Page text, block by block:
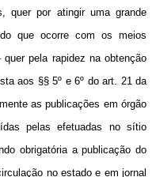
quer por atingir uma grande
que ocorre com os meios
pela rapidez na obtenção
aos §§ 5º e 6º do art. 21 da
as publicações em órgão
pelas efetuadas no sítio
obrigatória a publicação do
no estado e em jornal